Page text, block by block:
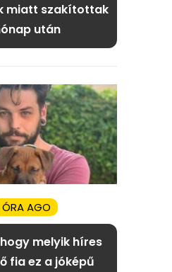
miatt szakítottak
után
AGO
melyik híres
fia ez a jóképű